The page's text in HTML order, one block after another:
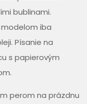
bublinami.
iba
Písanie na
s papierovým
perom na prázdnu